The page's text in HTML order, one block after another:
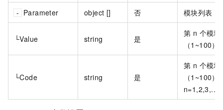
Parameter object [] 否 模块列表
└Value string 是
第 n 个模
（1~100）
└Code string 是
第 n 个模
（1~100
n=1,2,3,...